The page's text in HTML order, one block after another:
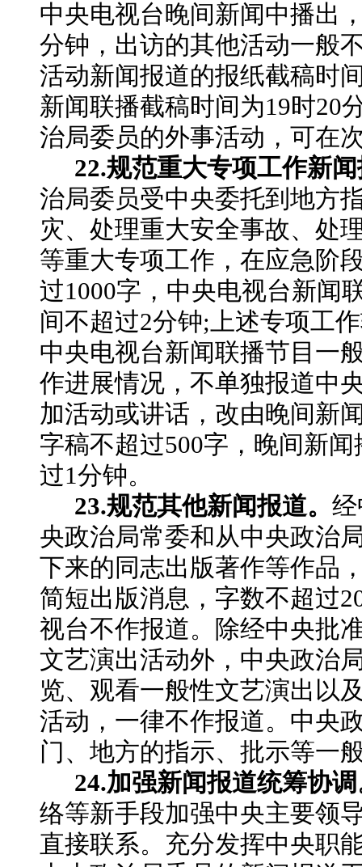
中央电视台晚间新闻中播出
分钟，出访的其他活动一般
活动新闻报道的报纸截稿时
新闻联播截稿时间为19时20
治局委员的外事活动，可在
22.规范重大专项工作新
治局委员受中央委托到地方
灾、处理重大安全事故、处
等重大专项工作，在应急阶
过1000字，中央电视台新闻
间不超过2分钟;上述专项工
中央电视台新闻联播节目一
作进展情况，不单独报道中
加活动或讲话，改由晚间新
字稿不超过500字，晚间新
过1分钟。
23.规范其他新闻报道。
央政治局常委和从中央政治
下来的同志出版著作等作品
简短出版消息，字数不超过
视台不作报道。除经中央批
文艺演出活动外，中央政治
览、观看一般性文艺演出以
活动，一律不作报道。中央
门、地方的指示、批示等一
24.加强新闻报道统筹协
络等新手段加强中央主要领
直接联系。充分发挥中央职